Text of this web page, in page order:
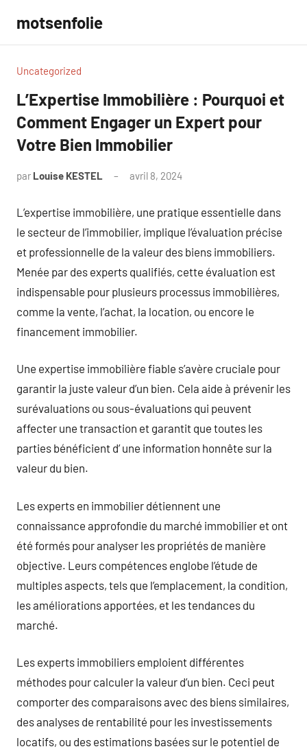
contenu
motsenfolie
Uncategorized
L’Expertise Immobilière : Pourquoi et
Comment Engager un Expert pour
Votre Bien Immobilier
par Louise KESTEL avril 8, 2024
L’expertise immobilière, une pratique essentielle dans
le secteur de l’immobilier, implique l’évaluation précise
et professionnelle de la valeur des biens immobiliers.
Menée par des experts qualifiés, cette évaluation est
indispensable pour plusieurs processus immobilières,
comme la vente, l’achat, la location, ou encore le
financement immobilier.
Une expertise immobilière fiable s’avère cruciale pour
garantir la juste valeur d’un bien. Cela aide à prévenir les
surévaluations ou sous-évaluations qui peuvent
affecter une transaction et garantit que toutes les
parties bénéficient d’ une information honnête sur la
valeur du bien.
Les experts en immobilier détiennent une
connaissance approfondie du marché immobilier et ont
été formés pour analyser les propriétés de manière
objective. Leurs compétences englobe l’étude de
multiples aspects, tels que l’emplacement, la condition,
les améliorations apportées, et les tendances du
marché.
Les experts immobiliers emploient différentes
méthodes pour calculer la valeur d’un bien. Ceci peut
comporter des comparaisons avec des biens similaires,
des analyses de rentabilité pour les investissements
locatifs, ou des estimations basées sur le potentiel de